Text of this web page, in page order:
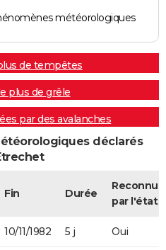
météorologiques
de tempêtes
plus de grêle
par des avalanches
déclarés
Fin Durée
Reconnue
par l'état
10/11/1982 5 j Oui